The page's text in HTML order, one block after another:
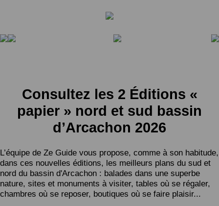
Consultez les 2 Éditions «
papier » nord et sud bassin
d’Arcachon 2026
L’équipe de Ze Guide vous propose, comme à son habitude,
dans ces nouvelles éditions, les meilleurs plans du sud et
nord du bassin d'Arcachon : balades dans une superbe
nature, sites et monuments à visiter, tables où se régaler,
chambres où se reposer, boutiques où se faire plaisir...